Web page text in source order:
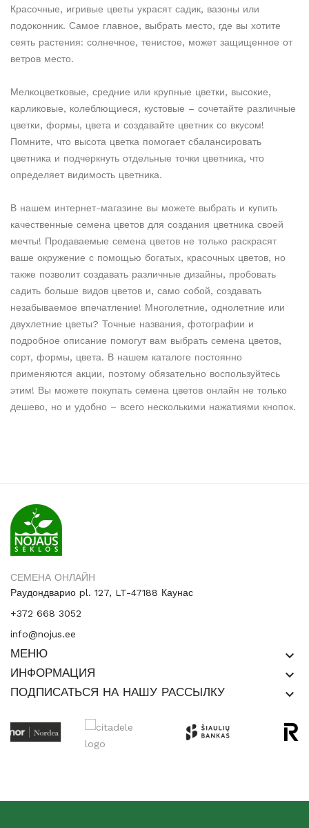
Красочные, игривые цветы украсят садик, вазоны или
подоконник. Самое главное, выбрать место, где вы хотите
сеять растения: солнечное, тенистое, может защищенное от
ветров место.
Мелкоцветковые, средние или крупные цветки, высокие,
карликовые, колеблющиеся, кустовые – сочетайте различные
цветки, формы, цвета и создавайте цветник со вкусом!
Помните, что высота цветка помогает сбалансировать
цветника и подчеркнуть отдельные точки цветника, что
определяет видимость цветника.
В нашем интернет-магазине вы можете выбрать и купить
качественные семена цветов для создания цветника своей
мечты! Продаваемые семена цветов не только раскрасят
ваше окружение с помощью богатых, красочных цветов, но
также позволит создавать различные дизайны, пробовать
садить больше видов цветов и, само собой, создавать
незабываемое впечатление! Многолетние, однолетние или
двухлетние цветы? Точные названия, фотографии и
подробное описание помогут вам выбрать семена цветов,
сорт, формы, цвета. В нашем каталоге постоянно
применяются акции, поэтому обязательно воспользуйтесь
этим! Вы можете покупать семена цветов онлайн не только
дешево, но и удобно – всего несколькими нажатиями кнопок.
СЕМЕНА ОНЛАЙН
Раудондварио pl. 127, LT-47188 Каунас
+372 668 3052
info@nojus.ee
МЕНЮ keyboard_arrow_down
ИНФОРМАЦИЯ keyboard_arrow_down
ПОДПИСАТЬСЯ НА НАШУ РАССЫЛКУ keyboard_arrow_down